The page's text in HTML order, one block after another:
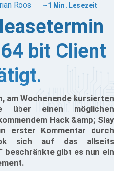
Roos ~1 Min. Lesezeit
bit Client
am Wochenende kursierten
über einen möglichen
Hack &amp; Slay
erster Kommentar durch
sich auf das allseits
beschränkte gibt es nun ein